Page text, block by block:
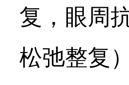
复，眼周
松弛整复